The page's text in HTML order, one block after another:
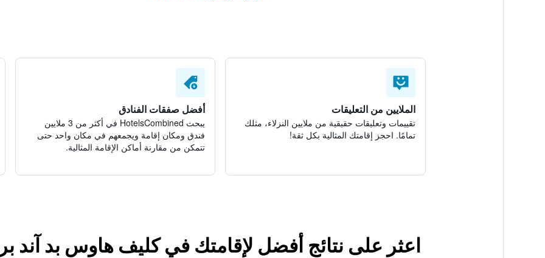
الملايين من التعليقات
تقييمات وتعليقات حقيقية من ملايين النزلاء، مثلك
تمامًا. احجز إقامتك المثالية بكل ثقة!
أفضل صفقات الفنادق
يبحث HotelsCombined في أكثر من 3 ملايين
فندق ومكان إقامة ويجمعهم في مكان واحد حتى
تتمكن من مقارنة أماكن الإقامة المثالية.
اعثر على نتائج أفضل لإقامتك في كليف هاوس بد آند